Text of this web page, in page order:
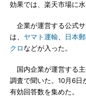
効果では、楽天市場に水
企業が運営する公式
は、 ヤマト運輸 日本
クロなどが入った。
国内企業が運営する
調査で聞いた。10月6
有効回答数を集めた。